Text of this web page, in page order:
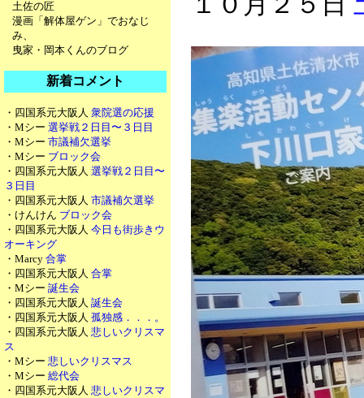
土佐の匠
漫画「解体屋ゲン」でおなじ
み、
曳家・岡本くんのブログ
新着コメント
・四国系元大阪人 衆院選の応援
・Mシー 選挙戦２日目〜３日目
・Mシー 市議補欠選挙
・Mシー ブロック会
・四国系元大阪人 選挙戦２日目〜
３日目
・四国系元大阪人 市議補欠選挙
・けんけん ブロック会
・四国系元大阪人 今日も街歩きウ
オーキング
・Marcy 合掌
・四国系元大阪人 合掌
・Mシー 誕生会
・四国系元大阪人 誕生会
・四国系元大阪人 孤独感．．．。
・四国系元大阪人 悲しいクリスマ
ス
・Mシー 悲しいクリスマス
・Mシー 総代会
・四国系元大阪人 悲しいクリスマ